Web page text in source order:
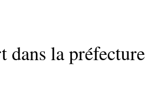
dans la préfecture